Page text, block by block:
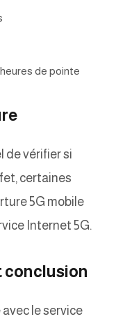
de pointe
de vérifier si
certaines
5G mobile
Internet 5G.
conclusion
avec le service